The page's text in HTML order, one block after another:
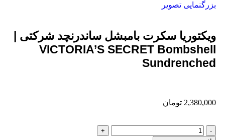
بزرگنمایی تصویر
ویکتوریا سکرت بامبشل ساندرنچد شرکتی |
VICTORIA’S SECRET Bombshell
Sundrenched
2,380,000 تومان